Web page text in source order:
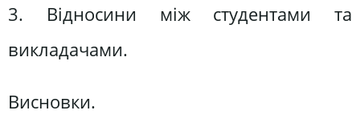
3. Відносини між студентами та
викладачами.
Висновки.